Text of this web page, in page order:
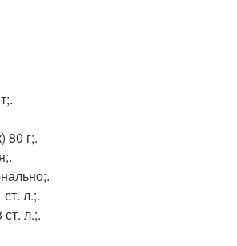
80 г;.
л.;.
л.;.